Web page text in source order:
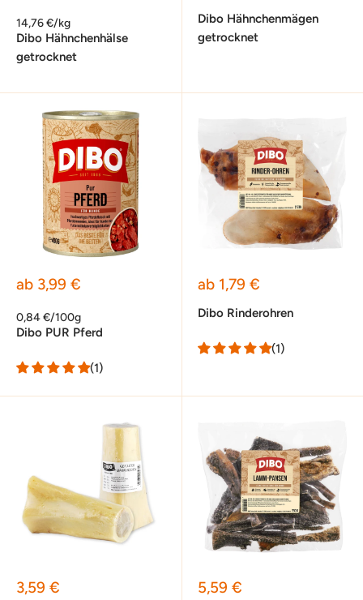
14,76 €/kg
Dibo Hähnchenhälse
getrocknet
Dibo Hähnchenmägen
getrocknet
Sonderpreis
ab 3,99 €
0,84 €/100g
Dibo PUR Pferd
(1)
Sonderpreis
ab 1,79 €
Dibo Rinderohren
(1)
Sonderpreis
3,59 € Sonderpreis
5,59 €